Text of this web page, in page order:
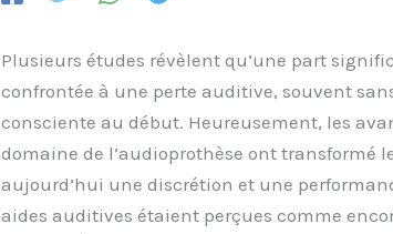
Plusieurs études révèlent qu’une part
confrontée à une perte auditive, souvent
consciente au début. Heureusement, les
domaine de l’audioprothèse ont transformé
aujourd’hui une discrétion et une
aides auditives étaient perçues comme